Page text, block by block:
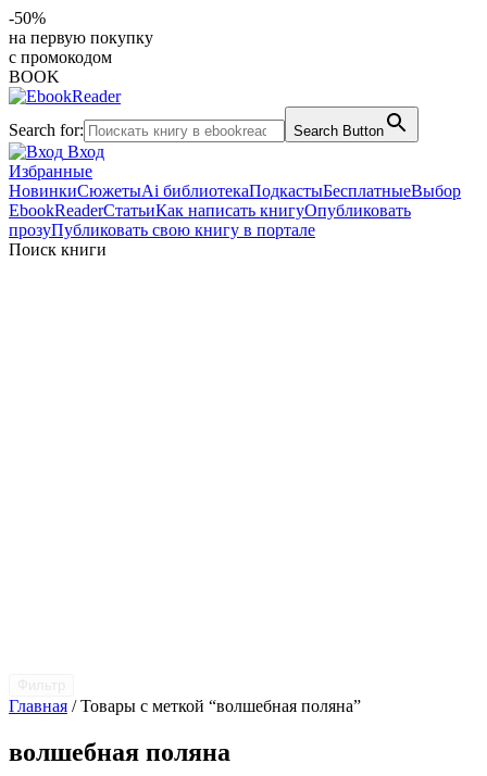
-50%
на первую покупку
с промокодом
BOOK
Search for: Search Button
Вход
Избранные
НовинкиСюжетыAi библиотекаПодкастыБесплатныеВыбор
EbookReaderСтатьиКак написать книгуОпубликовать
прозуПубликовать свою книгу в портале
Поиск книги
Главная / Товары с меткой “волшебная поляна”
волшебная поляна